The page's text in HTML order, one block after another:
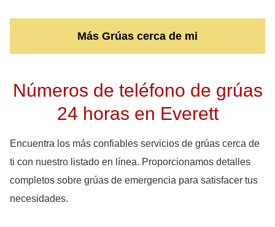
Más Grúas cerca de mi
Números de teléfono de grúas
24 horas en Everett
Encuentra los más confiables servicios de grúas cerca de
ti con nuestro listado en línea. Proporcionamos detalles
completos sobre grúas de emergencia para satisfacer tus
necesidades.